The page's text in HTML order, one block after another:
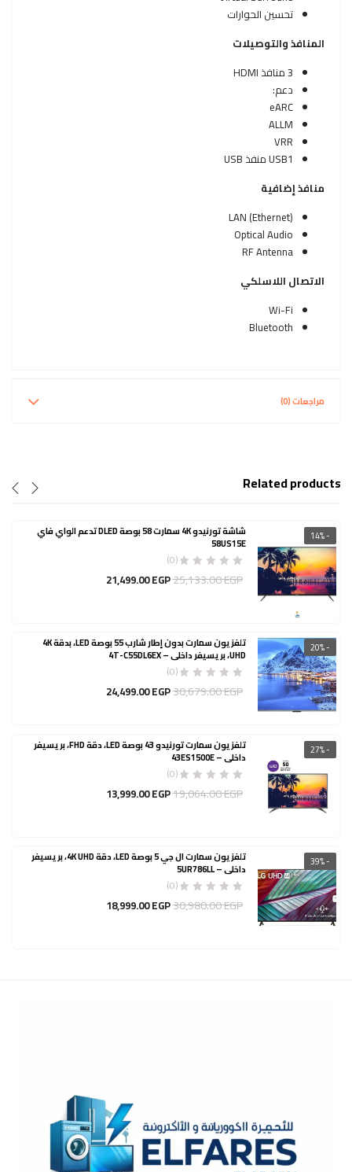
تحسين الحوارات
المنافذ والتوصيلات
3 منافذ HDMI
دعم:
eARC
ALLM
VRR
USB1 منفذ USB
منافذ إضافية
LAN (Ethernet)
Optical Audio
RF Antenna
الاتصال اللاسلكي
Wi-Fi
Bluetooth
مراجعات (0)
Related products
شاشة تورنيدو 4K سمارت 58 بوصة DLED تدعم الواي فاي
58US15E
(0)
25,133.00EGP
21,499.00EGP
- 14%
تلفزيون سمارت بدون إطار شارب 55 بوصة LED، بدقة 4K
UHD، بريسيفر داخلي – 4T-C55DL6EX
(0)
30,679.00EGP
30,679.00 EGP.
24,499.00EGP
- 20%
تلفزيون سمارت تورنيدو 43 بوصة LED، دقة FHD، بريسيفر
داخلي – 43ES1500E
(0)
19,064.00EGP
13,999.00EGP
- 27%
تلفزيون سمارت ال جي 5 بوصة LED، دقة 4K UHD، بريسيفر
داخلي – 5UR786LL
(0)
30,980.00EGP
18,999.00EGP
- 39%